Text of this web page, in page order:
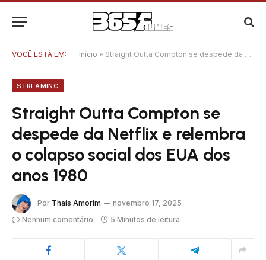
VOCÊ ESTÁ EM: Início » Straight Outta Compton se despede da Netflix e relembra o colapso social dos EUA dos anos 1980
STREAMING
Straight Outta Compton se
despede da Netflix e relembra
o colapso social dos EUA dos
anos 1980
Por Thaís Amorim
novembro 17, 2025
Nenhum comentário
5 Minutos de leitura